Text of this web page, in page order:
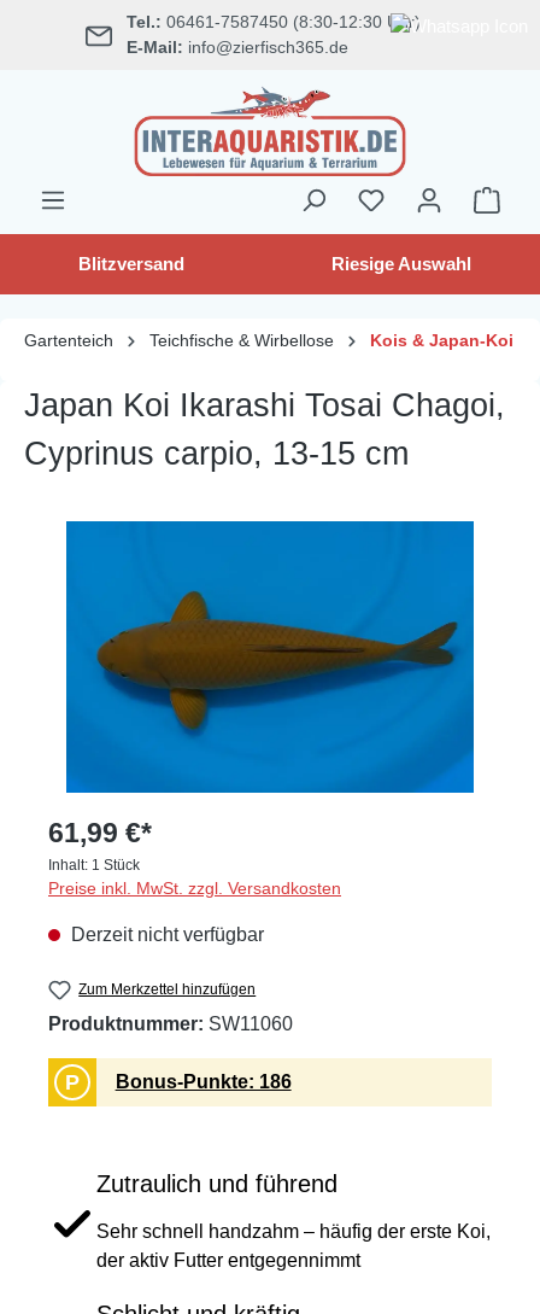
springen Tel.: 06461-7587450 (8:30-12:30 Uhr)
E-Mail: info@zierfisch365.de
Blitzversand Riesige Auswahl
Gartenteich Teichfische & Wirbellose Kois & Japan-Koi
Japan Koi Ikarashi Tosai Chagoi,
Cyprinus carpio, 13-15 cm
61,99 €*
Inhalt: 1 Stück
Preise inkl. MwSt. zzgl. Versandkosten
Derzeit nicht verfügbar
Zum Merkzettel hinzufügen
Produktnummer: SW11060
P Bonus-Punkte: 186
Zutraulich und führend
Sehr schnell handzahm – häufig der erste Koi,
der aktiv Futter entgegennimmt